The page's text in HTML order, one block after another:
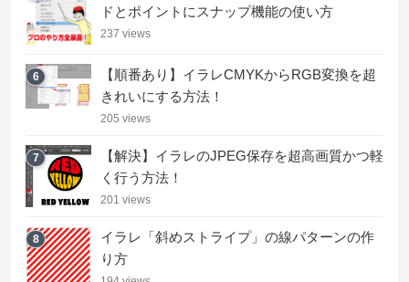
ドとポイントにスナップ機能の使い方
237 views
6
【順番あり】イラレCMYKからRGB変換を超
きれいにする方法！
205 views
7
【解決】イラレのJPEG保存を超高画質かつ軽
く行う方法！
201 views
8
イラレ「斜めストライプ」の線パターンの作
り方